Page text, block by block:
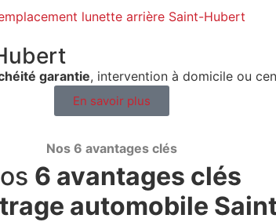
garantie, intervention à domicile ou
En savoir plus
Nos 6 avantages clés
6 avantages clés
automobile